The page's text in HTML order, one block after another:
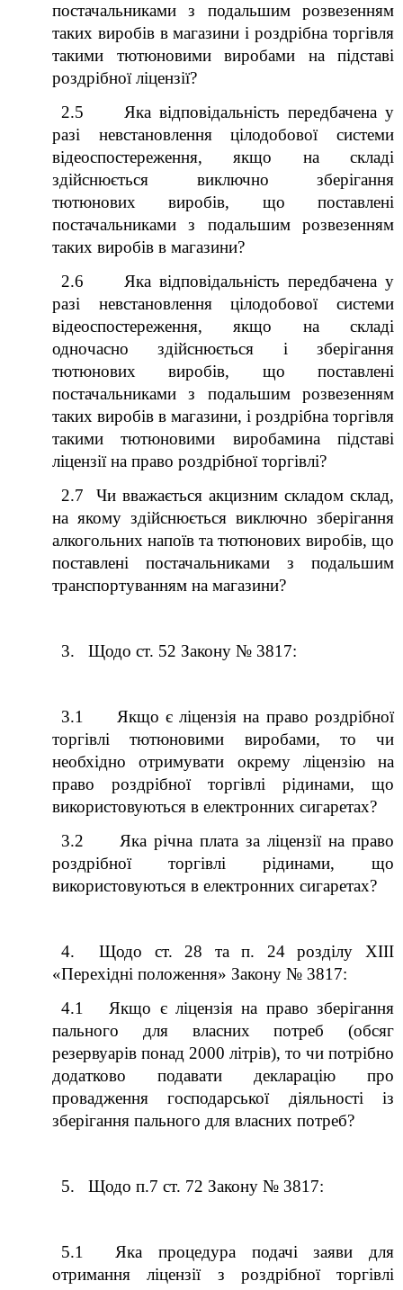
постачальниками з подальшим розвезенням
таких виробів в магазини і роздрібна торгівля
такими тютюновими виробами на підставі
роздрібної ліцензії?
2.5 Яка відповідальність передбачена у
разі невстановлення цілодобової системи
відеоспостереження, якщо на складі
здійснюється виключно зберігання
тютюнових виробів, що поставлені
постачальниками з подальшим розвезенням
таких виробів в магазини?
2.6 Яка відповідальність передбачена у
разі невстановлення цілодобової системи
відеоспостереження, якщо на складі
одночасно здійснюється і зберігання
тютюнових виробів, що поставлені
постачальниками з подальшим розвезенням
таких виробів в магазини, і роздрібна торгівля
такими тютюновими виробамина підставі
ліцензії на право роздрібної торгівлі?
2.7 Чи вважається акцизним складом склад,
на якому здійснюється виключно зберігання
алкогольних напоїв та тютюнових виробів, що
поставлені постачальниками з подальшим
транспортуванням на магазини?
3. Щодо ст. 52 Закону № 3817:
3.1 Якщо є ліцензія на право роздрібної
торгівлі тютюновими виробами, то чи
необхідно отримувати окрему ліцензію на
право роздрібної торгівлі рідинами, що
використовуються в електронних сигаретах?
3.2 Яка річна плата за ліцензії на право
роздрібної торгівлі рідинами, що
використовуються в електронних сигаретах?
4. Щодо ст. 28 та п. 24розділу ХІІІ
«Перехідні положення» Закону № 3817:
4.1 Якщо є ліцензія на право зберігання
пального для власних потреб (обсяг
резервуарів понад 2000 літрів), то чи потрібно
додатково подавати декларацію про
провадження господарської діяльності із
зберігання пального для власних потреб?
5. Щодо п.7 ст. 72 Закону № 3817:
5.1 Яка процедура подачі заяви для
отримання ліцензії з роздрібної торгівлі